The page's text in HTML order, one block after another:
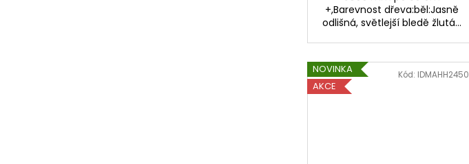
+,Barevnost dřeva:běl:Jasně
odlišná, světlejší bledě žlutá...
NOVINKA
AKCE
Kód: IDMAHH2450